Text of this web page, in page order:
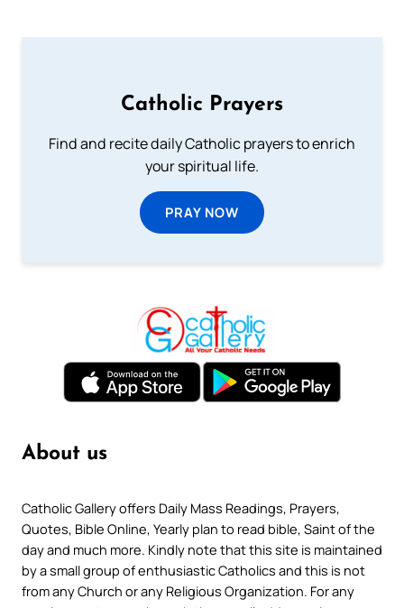
Catholic Prayers
Find and recite daily Catholic prayers to enrich
your spiritual life.
PRAY NOW
About us
Catholic Gallery offers Daily Mass Readings, Prayers,
Quotes, Bible Online, Yearly plan to read bible, Saint of the
day and much more. Kindly note that this site is maintained
by a small group of enthusiastic Catholics and this is not
from any Church or any Religious Organization. For any